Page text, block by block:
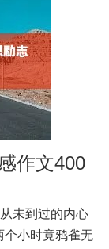
作文400
未到过的内心
个小时竟鸦雀无